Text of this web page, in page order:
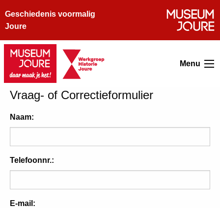
Geschiedenis voormalig
Joure
Menu
Vraag- of Correctieformulier
Naam:
Telefoonnr.:
E-mail: